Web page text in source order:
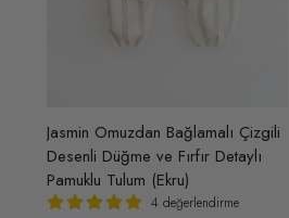
Jasmin Omuzdan Bağlamalı Çizgili
Desenli Düğme ve Fırfır Detaylı
Pamuklu Tulum (Ekru)
4 değerlendirme